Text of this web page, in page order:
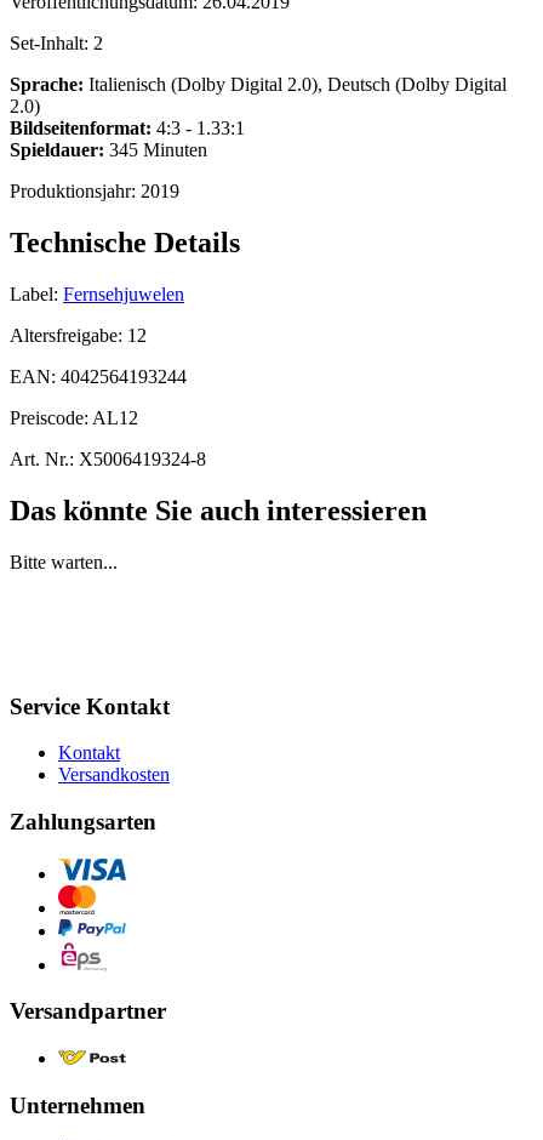
Set-Inhalt: 2
Sprache: Italienisch (Dolby Digital 2.0), Deutsch (Dolby Digital
2.0)
Bildseitenformat: 4:3 - 1.33:1
Spieldauer: 345 Minuten
Produktionsjahr: 2019
Technische Details
Label: Fernsehjuwelen
Altersfreigabe: 12
EAN: 4042564193244
Preiscode: AL12
Art. Nr.: X5006419324-8
Das könnte Sie auch interessieren
Bitte warten...
Service Kontakt
Kontakt
Versandkosten
Zahlungsarten
Versandpartner
Unternehmen